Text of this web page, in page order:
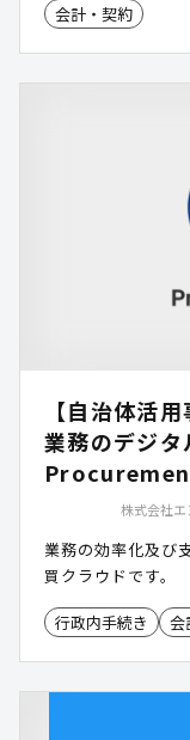
会計・契約
【自治体活
業務のデジ
株式会社エ
業務の効率化及び
買クラウドです。
行政内手続き 会